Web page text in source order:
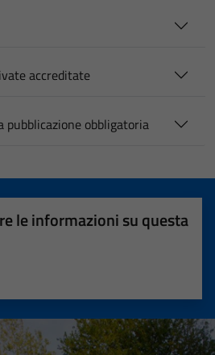
accreditate
pubblicazione obbligatoria
le informazioni su questa
stelle su 5
su 5
5